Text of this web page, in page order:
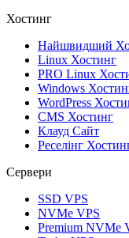
Хостинг
Найшвидший
Linux Хостинг
PRO Linux
Windows
WordPress
CMS Хостинг
Клауд Сайт
Реселінг
Сервери
SSD VPS
NVMe VPS
Premium NVMe